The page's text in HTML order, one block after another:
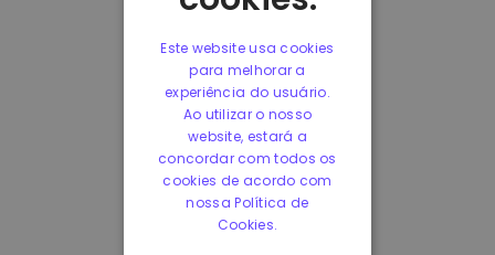
Este website usa cookies
para melhorar a
experiência do usuário.
Ao utilizar o nosso
website, estará a
concordar com todos os
cookies de acordo com
nossa Política de
Cookies.